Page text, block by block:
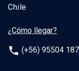
Chile
¿Cómo llegar?
phone (+56) 95504